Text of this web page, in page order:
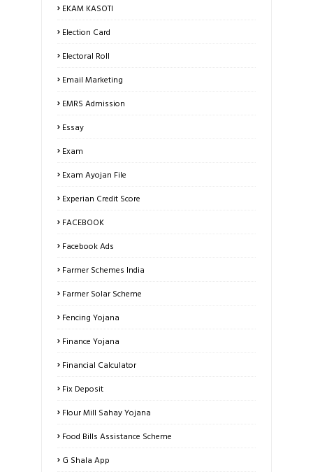
EKAM KASOTI
Election Card
Electoral Roll
Email Marketing
EMRS Admission
Essay
Exam
Exam Ayojan File
Experian Credit Score
FACEBOOK
Facebook Ads
Farmer Schemes India
Farmer Solar Scheme
Fencing Yojana
Finance Yojana
Financial Calculator
Fix Deposit
Flour Mill Sahay Yojana
Food Bills Assistance Scheme
G Shala App